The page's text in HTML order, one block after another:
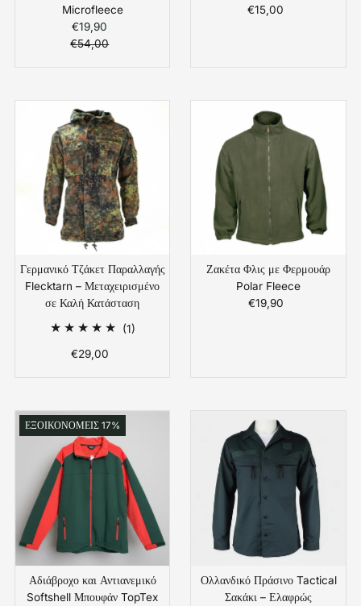
Microfleece
Τιμή
Πώλησης
€19,90
Κανονική
€54,00
Κανονική
€15,00
Γερμανικό Τζάκετ Παραλλαγής
Flecktarn – Μεταχειρισμένο
σε Καλή Κατάσταση
(1)1
Κανονική
€29,00
Ζακέτα Φλις με Φερμουάρ
Polar Fleece
Κανονική
€19,90
ΕΞΟΙΚΟΝΟΜΕΙΣ 17%
Αδιάβροχο και Αντιανεμικό
Softshell Μπουφάν TopTex
Ολλανδικό Πράσινο Tactical
Σακάκι – Ελαφρώς